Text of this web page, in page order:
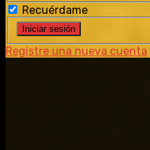
Recuérdame
Registre una nueva cuenta